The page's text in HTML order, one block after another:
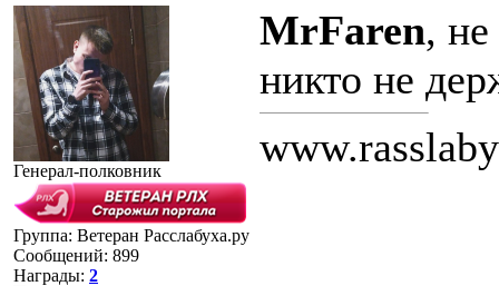
Генерал-полковник
Группа: Ветеран Расслабуха.ру
Сообщений: 899
Награды: 2
MrFaren, не
никто не